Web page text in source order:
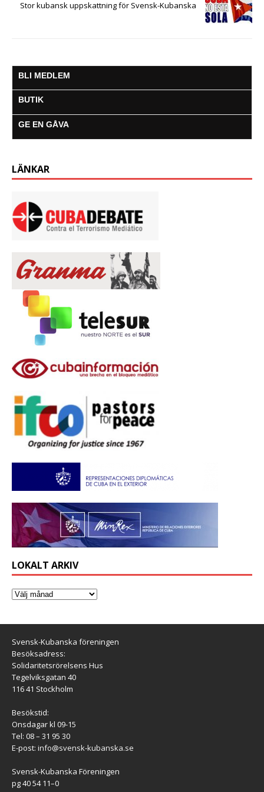
Stor kubansk uppskattning för Svensk-Kubanska
BLI MEDLEM
BUTIK
GE EN GÅVA
LÄNKAR
LOKALT ARKIV
Svensk-Kubanska föreningen
Besöksadress:
Solidaritetsrörelsens Hus
Tegelviksgatan 40
116 41 Stockholm
Besökstid:
Onsdagar kl 09-15
Tel: 08 – 31 95 30
E-post: info@svensk-kubanska.se
Svensk-Kubanska Föreningen
pg 40 54 11–0